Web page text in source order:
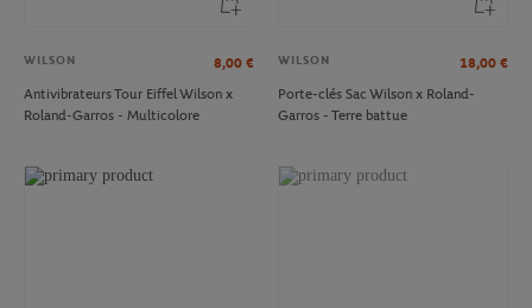
WILSON 8,00 €
Antivibrateurs Tour Eiffel Wilson x
Roland-Garros - Multicolore
WILSON 18,00 €
Porte-clés Sac Wilson x Roland-
Garros - Terre battue